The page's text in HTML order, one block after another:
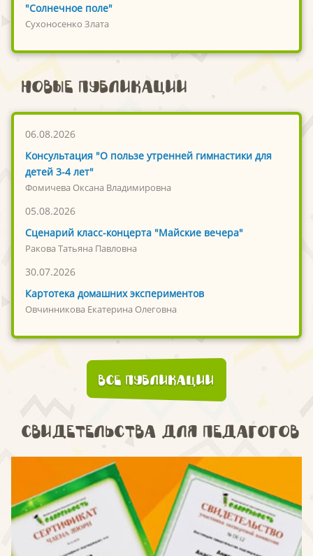
"Солнечное поле"
Сухоносенко Злата
Новые публикации
06.08.2026
Консультация "О пользе утренней гимнастики для
детей 3-4 лет"
Фомичева Оксана Владимировна
05.08.2026
Сценарий класс-концерта "Майские вечера"
Ракова Татьяна Павловна
30.07.2026
Картотека домашних экспериментов
Овчинникова Екатерина Олеговна
Все публикации
Свидетельства для педагогов